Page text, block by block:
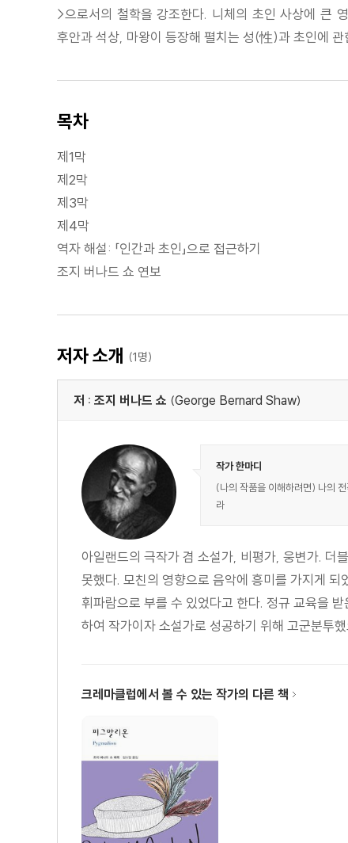
>으로서의 철학을 강조한다. 니체의 초인 사상에 큰
후안과 석상, 마왕이 등장해 펼치는 성(性)과 초인에
목차
제1막
제2막
제3막
제4막
역자 해설: 「인간과 초인」으로 접근하기
조지 버나드 쇼 연보
저자 소개 (1명)
저 : 조지 버나드 쇼 (George Bernard Shaw)
작가 한마디
(나의 작품을 이해하려면) 나의
라
아일랜드의 극작가 겸 소설가, 비평가, 웅변가. 더
못했다. 모친의 영향으로 음악에 흥미를 가지게
휘파람으로 부를 수 있었다고 한다. 정규 교육을
하여 작가이자 소설가로 성공하기 위해 고군분투
크레마클럽에서 볼 수 있는 작가의 다른 책